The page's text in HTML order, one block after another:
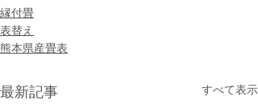
縁付畳
表替え
熊本県産畳表
最新記事 すべて表示